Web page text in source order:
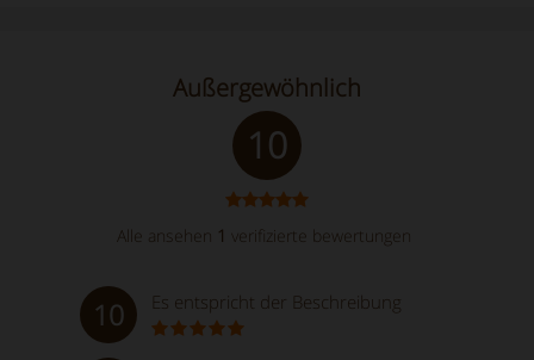
10
Außergewöhnlich
Alle ansehen 1 verifizierte bewertungen
10 Es entspricht der Beschreibung